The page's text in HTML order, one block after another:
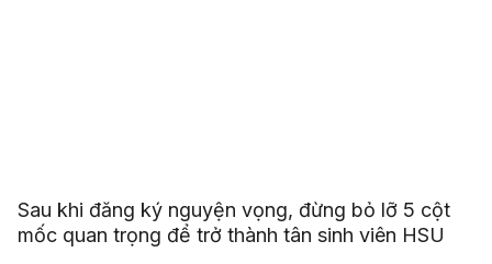
Sau khi đăng ký nguyện vọng, đừng bỏ lỡ 5 cột
mốc quan trọng để trở thành tân sinh viên HSU